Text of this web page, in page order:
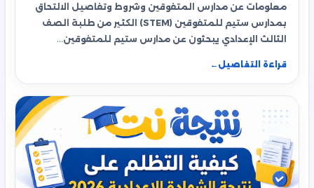
معلومات عن مدارس المتفوقين وشروط وتفاصيل الالتحاق
بمدارس ستيم للمتفوقين (STEM) الكثير من طلبة الصف
الثالث الإعدادي يبحثون عن مدارس ستيم للمتفوقين…
قراءة التفاصيل ←